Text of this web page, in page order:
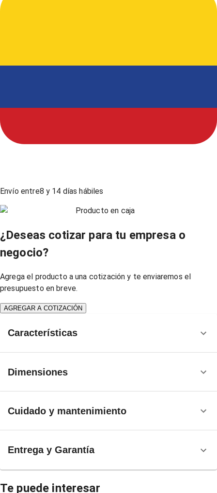
Envío entre8 y 14 días hábiles
Producto en caja
¿Deseas cotizar para tu empresa o
negocio?
Agrega el producto a una cotización y te enviaremos el
presupuesto en breve.
AGREGAR A COTIZACIÓN
Características
Dimensiones
Cuidado y mantenimiento
Entrega y Garantía
Te puede interesar